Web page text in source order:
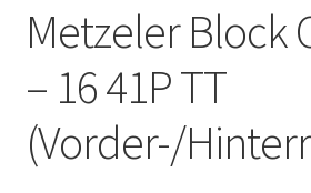
Metzeler Block
– 16 41P TT
(Vorder-/